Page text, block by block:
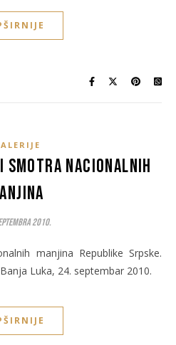
Smotra nacionalnih
2010.
Luka, 24. septembar 2010.